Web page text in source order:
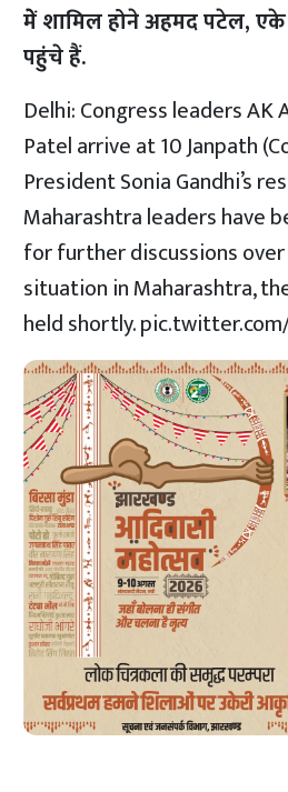
मेें शामिल होने अहमद पटेल, एके
पहुंचे हैं.
Delhi: Congress leaders AK
Patel arrive at 10 Janpath
President Sonia Gandhi’s
Maharashtra leaders have
for further discussions
situation in Maharashtra,
held shortly.